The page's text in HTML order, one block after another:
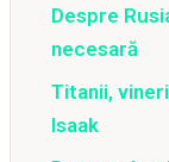
Despre
necesară
Titanii,
Isaak